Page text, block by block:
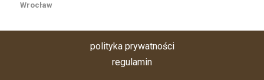
Wrocław
polityka prywatności
regulamin